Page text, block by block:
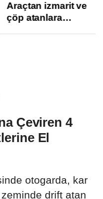
Araçtan izmarit ve
çöp atanlara
Çeviren 4
El
otogarda, kar
drift atan